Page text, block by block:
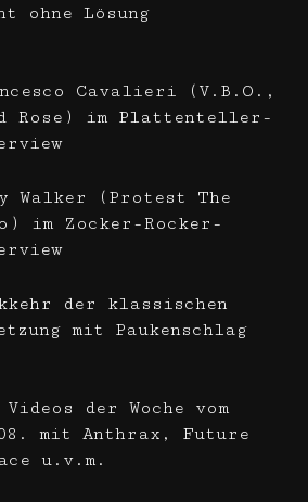
ohne Lösung
Cavalieri (V.B.O.,
Rose) im Plattenteller-
Walker (Protest The
im Zocker-Rocker-
der klassischen
mit Paukenschlag
der Woche vom
mit Anthrax, Future
u.v.m.